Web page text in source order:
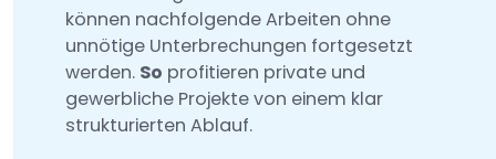
können nachfolgende Arbeiten ohne
unnötige Unterbrechungen fortgesetzt
werden. So profitieren private und
gewerbliche Projekte von einem klar
strukturierten Ablauf.